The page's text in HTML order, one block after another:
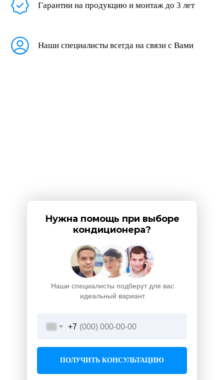
Гарантии на продукцию и монтаж до 3 лет
Наши специалисты всегда на связи с Вами
Наши специалисты подберут для вас
идеальный вариант
Нужна помощь при выборе
кондиционера?
+7
ПОЛУЧИТЬ КОНСУЛЬТАЦИЮ